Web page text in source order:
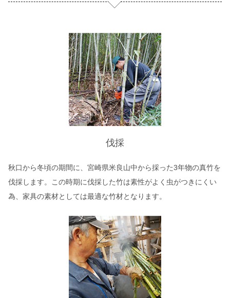
伐採
秋口から冬頃の期間に、宮崎県米良山中から採った3年物の真竹を
伐採します。この時期に伐採した竹は素性がよく虫がつきにくい
為、家具の素材としては最適な竹材となります。